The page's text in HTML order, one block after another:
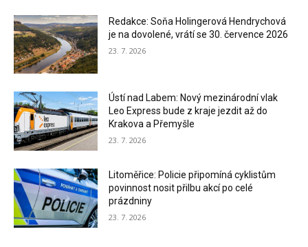
Redakce: Soňa Holingerová Hendrychová
je na dovolené, vrátí se 30. července 2026
23. 7. 2026
Ústí nad Labem: Nový mezinárodní vlak
Leo Express bude z kraje jezdit až do
Krakova a Přemyšle
23. 7. 2026
Litoměřice: Policie připomíná cyklistům
povinnost nosit přilbu akcí po celé
prázdniny
23. 7. 2026